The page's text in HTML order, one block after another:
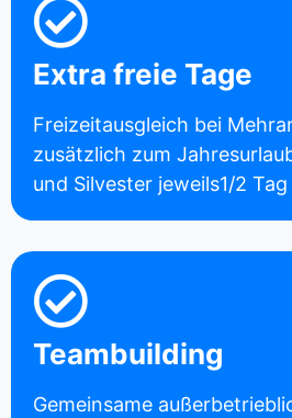
Extra freie Tage
Freizeitausgleich bei
zusätzlich zum
und Silvester jeweils1/2
Teambuilding
Gemeinsame